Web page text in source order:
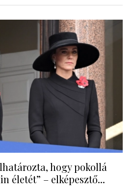
hogy pokollá
életét” – elképesztő...